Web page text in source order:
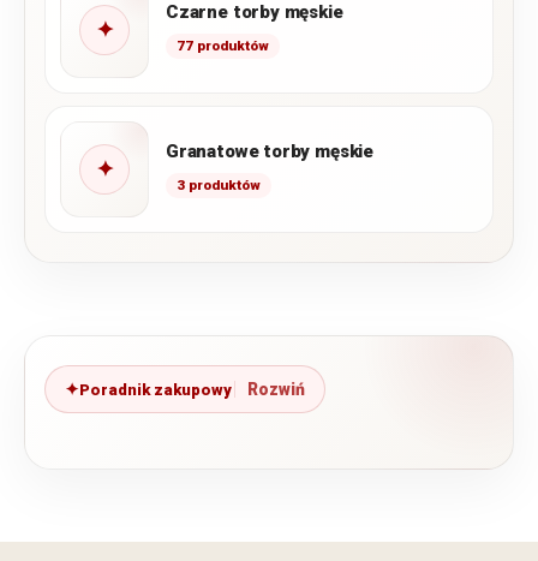
✦
Czarne torby męskie
77 produktów
✦
Granatowe torby męskie
3 produktów
Poradnik zakupowy